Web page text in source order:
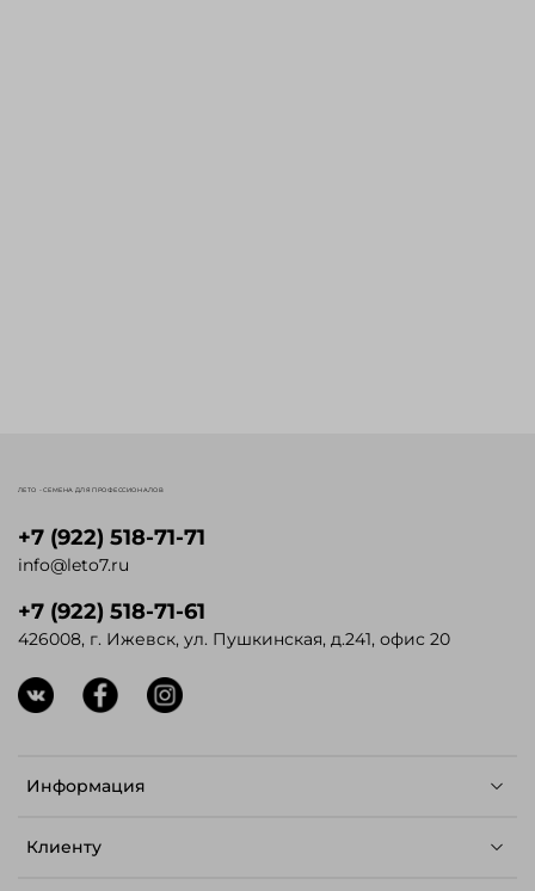
Информация
Клиенту
+7 (922) 518-71-71
info@leto7.ru
+7 (922) 518-71-61
426008, г. Ижевск, ул. Пушкинская, д.241, офис 20
ЛЕТО - СЕМЕНА ДЛЯ ПРОФЕССИОНАЛОВ